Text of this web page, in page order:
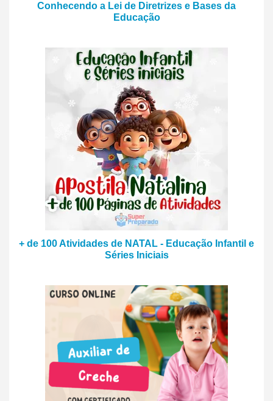
Conhecendo a Lei de Diretrizes e Bases da
Educação
+ de 100 Atividades de NATAL - Educação Infantil e
Séries Iniciais